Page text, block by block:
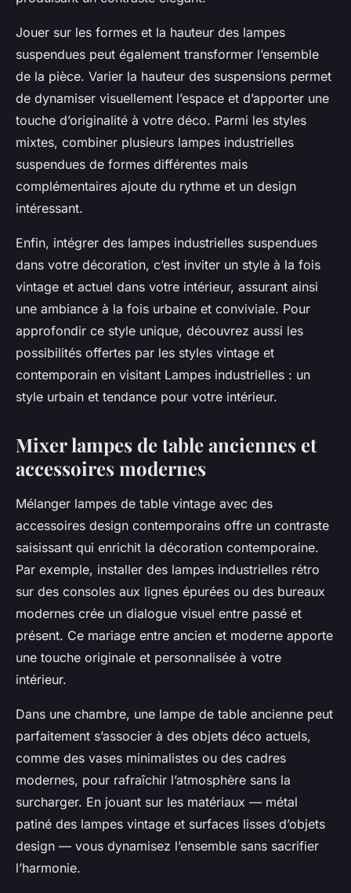
Jouer sur les formes et la hauteur des lampes
suspendues peut également transformer l’ensemble
de la pièce. Varier la hauteur des suspensions permet
de dynamiser visuellement l’espace et d’apporter une
touche d’originalité à votre déco. Parmi les styles
mixtes, combiner plusieurs lampes industrielles
suspendues de formes différentes mais
complémentaires ajoute du rythme et un design
intéressant.
Enfin, intégrer des lampes industrielles suspendues
dans votre décoration, c’est inviter un style à la fois
vintage et actuel dans votre intérieur, assurant ainsi
une ambiance à la fois urbaine et conviviale. Pour
approfondir ce style unique, découvrez aussi les
possibilités offertes par les styles vintage et
contemporain en visitant Lampes industrielles : un
style urbain et tendance pour votre intérieur.
Mixer lampes de table anciennes et
accessoires modernes
Mélanger lampes de table vintage avec des
accessoires design contemporains offre un contraste
saisissant qui enrichit la décoration contemporaine.
Par exemple, installer des lampes industrielles rétro
sur des consoles aux lignes épurées ou des bureaux
modernes crée un dialogue visuel entre passé et
présent. Ce mariage entre ancien et moderne apporte
une touche originale et personnalisée à votre
intérieur.
Dans une chambre, une lampe de table ancienne peut
parfaitement s’associer à des objets déco actuels,
comme des vases minimalistes ou des cadres
modernes, pour rafraîchir l’atmosphère sans la
surcharger. En jouant sur les matériaux — métal
patiné des lampes vintage et surfaces lisses d’objets
design — vous dynamisez l’ensemble sans sacrifier
l’harmonie.